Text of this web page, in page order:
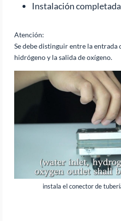
Instalación
Atención:
Se debe distinguir entre la entrada
hidrógeno y la salida de oxígeno.
instala el conector de